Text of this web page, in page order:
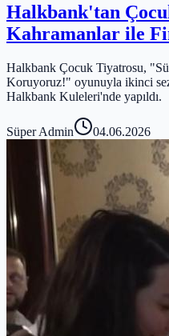
Halkbank'tan
Kahramanlar ile
Halkbank Çocuk Tiyatrosu,
Koruyoruz!" oyunuyla ikinci
Halkbank Kuleleri'nde yapıldı.
Süper Admin 04.06.2026